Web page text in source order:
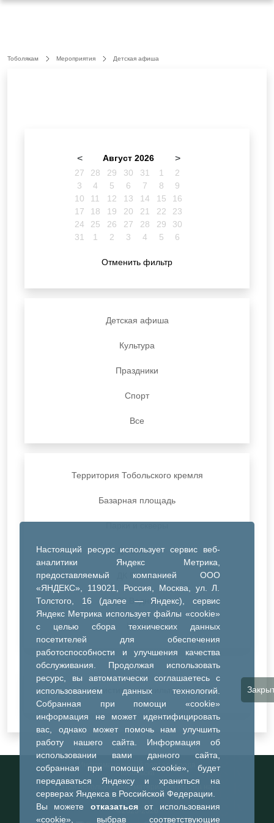
Настоящий ресурс использует сервис веб-
аналитики Яндекс Метрика,
предоставляемый компанией ООО
«ЯНДЕКС», 119021, Россия, Москва, ул. Л.
Толстого, 16 (далее — Яндекс), сервис
Яндекс Метрика использует файлы «cookie»
с целью сбора технических данных
посетителей для обеспечения
работоспособности и улучшения качества
обслуживания. Продолжая использовать
ресурс, вы автоматически соглашаетесь с
использованием данных технологий.
Собранная при помощи «cookie»
информация не может идентифицировать
вас, однако может помочь нам улучшить
работу нашего сайта. Информация об
использовании вами данного сайта,
собранная при помощи «cookie», будет
передаваться Яндексу и храниться на
серверах Яндекса в Российской Федерации.
Вы можете отказатьсяот использования
«cookie», выбрав соответствующие
Тоболякам Мероприятия Детская афиша
< Август 2026 >
27 28 29 30 31 1
2
3
4 5 6 7 8
9
10
11 12 13 14 15
16
17
18 19 20 21 22
23
24
25 26 27 28 29
30
31
1 2 3 4 5 6
Отменить фильтр
Детская афиша
Культура
Праздники
Спорт
Все
Территория Тобольского кремля
Базарная площадь
ДК Синтез
ДК Речник
ДК Водник
Иное
Очистить все фильтры
Информационный портал города
Тобольска
При использовании материалов ссылка на
портал обязательна
©2023-2026